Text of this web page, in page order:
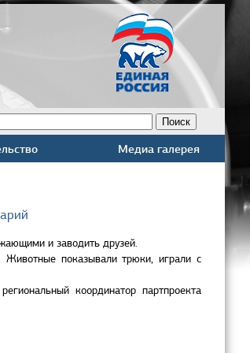
Медиа галерея
и заводить друзей.
Животные показывали трюки, играли с
координатор партпроекта